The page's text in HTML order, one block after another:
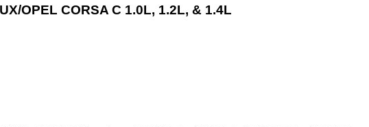
OPEL CORSA C 1.0L, 1.2L, & 1.4L